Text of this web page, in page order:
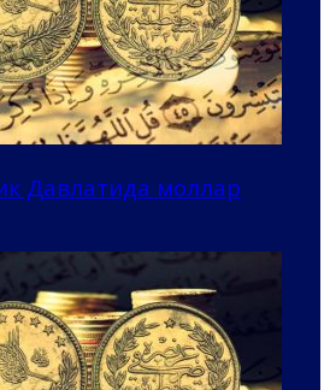
Давлатида моллар